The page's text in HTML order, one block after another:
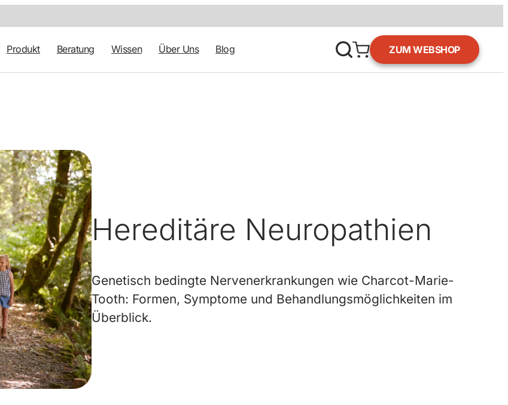
Produkt Beratung Wissen Über Uns Blog ZUM WEBSHOP
Hereditäre Neuropathien
Genetisch bedingte Nervenerkrankungen wie Charcot-Marie-
Tooth: Formen, Symptome und Behandlungsmöglichkeiten im
Überblick.